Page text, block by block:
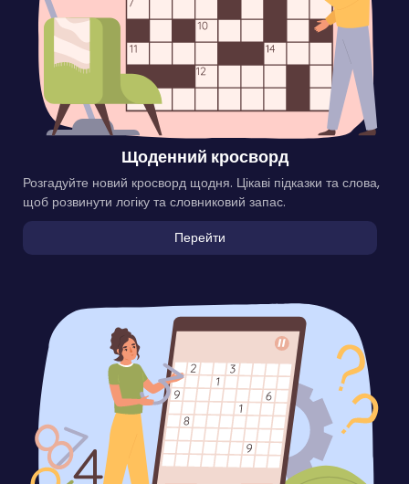
Щоденний кросворд
Розгадуйте новий кросворд щодня. Цікаві підказки та слова,
щоб розвинути логіку та словниковий запас.
Перейти